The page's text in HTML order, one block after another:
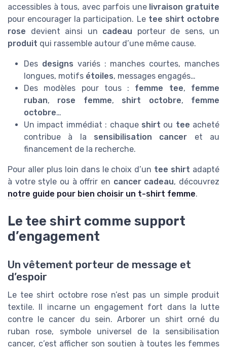
accessibles à tous, avec parfois une livraison gratuite
pour encourager la participation. Le tee shirt octobre
rose devient ainsi un cadeau porteur de sens, un
produit qui rassemble autour d’une même cause.
Des designs variés : manches courtes, manches
longues, motifs étoiles, messages engagés…
Des modèles pour tous : femme tee, femme
ruban, rose femme, shirt octobre, femme
octobre…
Un impact immédiat : chaque shirt ou tee acheté
contribue à la sensibilisation cancer et au
financement de la recherche.
Pour aller plus loin dans le choix d’un tee shirt adapté
à votre style ou à offrir en cancer cadeau, découvrez
notre guide pour bien choisir un t-shirt femme.
Le tee shirt comme support
d’engagement
Un vêtement porteur de message et
d’espoir
Le tee shirt octobre rose n’est pas un simple produit
textile. Il incarne un engagement fort dans la lutte
contre le cancer du sein. Arborer un shirt orné du
ruban rose, symbole universel de la sensibilisation
cancer, c’est afficher son soutien à toutes les femmes